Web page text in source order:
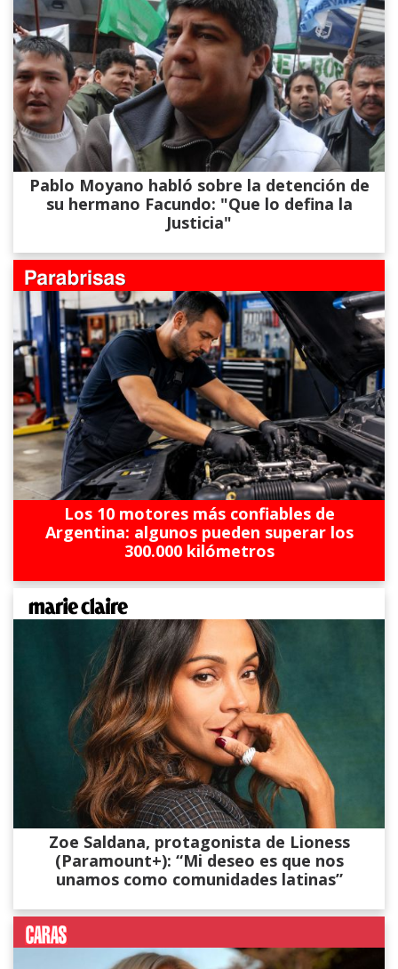
Pablo Moyano habló sobre la detención de
su hermano Facundo: "Que lo defina la
Justicia"
Los 10 motores más confiables de
Argentina: algunos pueden superar los
300.000 kilómetros
Zoe Saldana, protagonista de Lioness
(Paramount+): “Mi deseo es que nos
unamos como comunidades latinas”